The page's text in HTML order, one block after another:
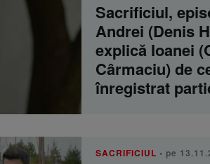
Sacrificiul,
Andrei (Denis
explică Ioanei
Cârmaciu) de
înregistrat
SACRIFICIUL • pe